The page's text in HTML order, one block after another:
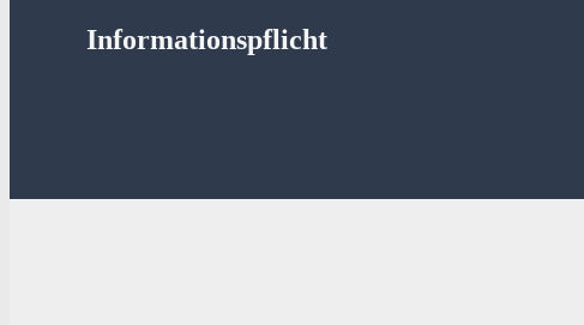
Informationspflicht